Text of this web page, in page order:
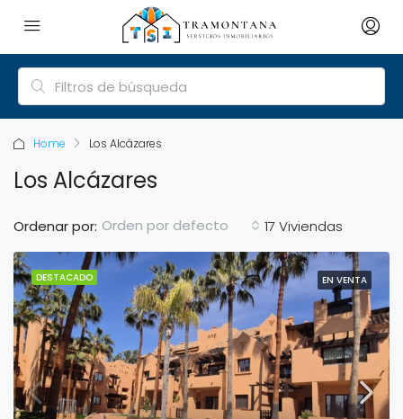
Home Los Alcázares
Los Alcázares
17 Viviendas
Ordenar por: Orden por defecto
DESTACADO EN VENTA